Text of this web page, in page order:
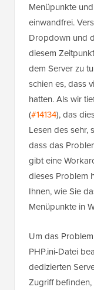
Menüpunkte
einwandfrei.
Dropdown und
diesem
dem Server zu
schien es, dass
hatten. Als wir
(#14134), das
Lesen des sehr,
dass das
gibt eine
dieses Problem
Ihnen, wie Sie
Menüpunkte in
Um das
PHP.ini-Datei
dedizierten
Zugriff